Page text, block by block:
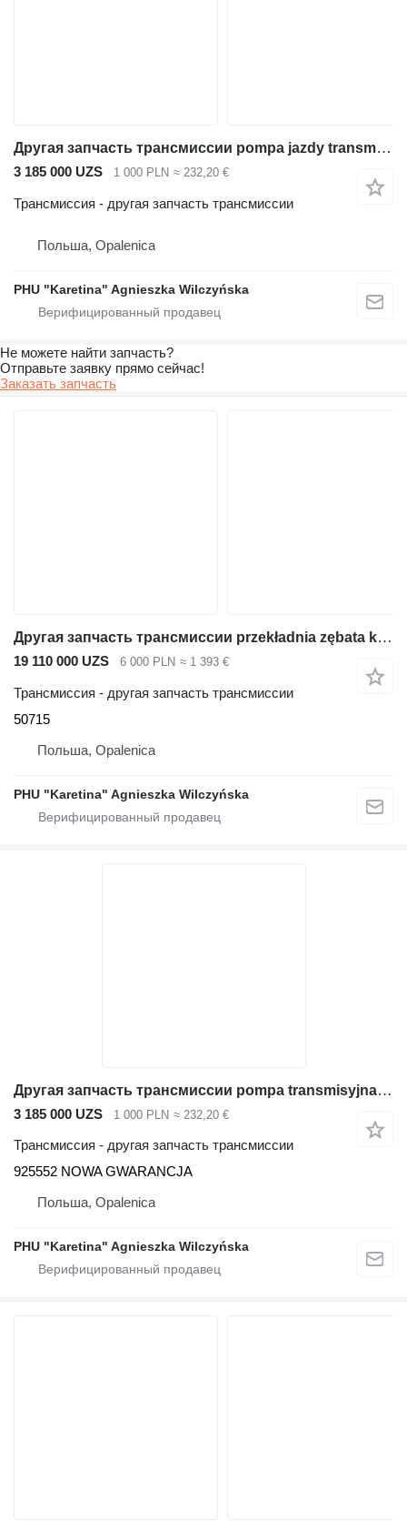
Другая запчасть трансмиссии pompa jazdy transmisyjna для экскаватора-погрузчика JCB 3CX 4CX
3 185 000 UZS 1 000 PLN ≈ 232,20 €
Трансмиссия - другая запчасть трансмиссии
Польша, Opalenica
PHU "Karetina" Agnieszka Wilczyńska
Не можете найти запчасть?
Отправьте заявку прямо сейчас!
Заказать запчасть
Другая запчасть трансмиссии przekładnia zębata kosz 50715 для экскаватора-погрузчика JCB 3CX
19 110 000 UZS 6 000 PLN ≈ 1 393 €
Трансмиссия - другая запчасть трансмиссии
50715
Польша, Opalenica
PHU "Karetina" Agnieszka Wilczyńska
Другая запчасть трансмиссии pompa transmisyjna 925552 для экскаватора-погрузчика JCB 3CX 4CX
3 185 000 UZS 1 000 PLN ≈ 232,20 €
Трансмиссия - другая запчасть трансмиссии
925552 NOWA GWARANCJA
Польша, Opalenica
PHU "Karetina" Agnieszka Wilczyńska